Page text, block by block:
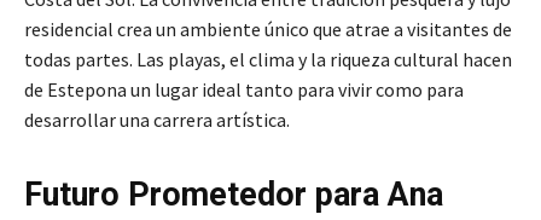
residencial crea un ambiente único que atrae a visitantes de
todas partes. Las playas, el clima y la riqueza cultural hacen
de Estepona un lugar ideal tanto para vivir como para
desarrollar una carrera artística.
Futuro Prometedor para Ana